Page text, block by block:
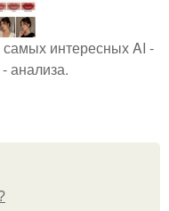
интересных AI -
анализа.